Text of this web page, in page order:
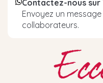
Contactez-nous sur
Envoyez un
collaborateurs.